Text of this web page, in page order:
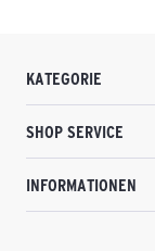
KATEGORIE
SHOP SERVICE
INFORMATIONEN